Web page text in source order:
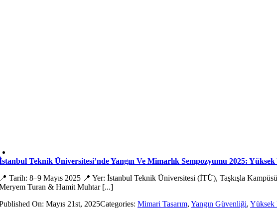
Teknik Üniversitesi’nde Yangın Ve Mimarlık Sempozyumu 2025: Yüksek
Tarih: 8–9 Mayıs 2025 📍 Yer: İstanbul Teknik Üniversitesi (İTÜ), Taşkışla
Turan & Hamit Muhtar [...]
On: Mayıs 21st, 2025Categories: Mimari Tasarım, Yangın Güvenliği, Yüksek